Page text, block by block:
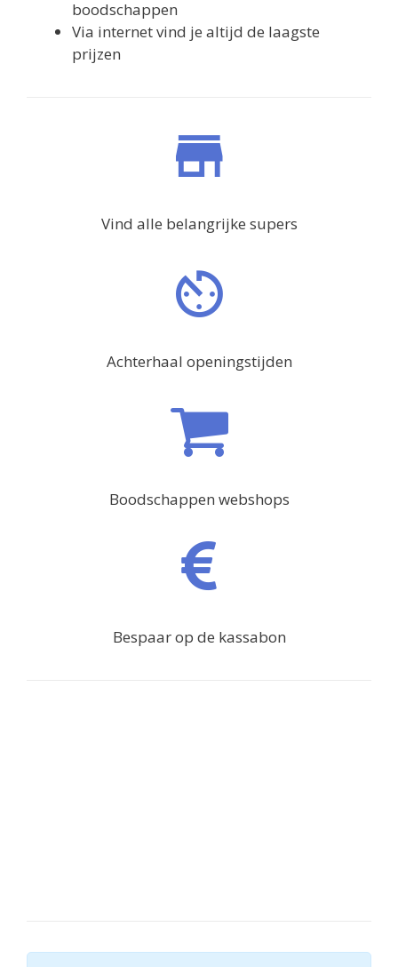
boodschappen
Via internet vind je altijd de laagste
prijzen
Vind alle belangrijke supers
Achterhaal openingstijden
Boodschappen webshops
Bespaar op de kassabon